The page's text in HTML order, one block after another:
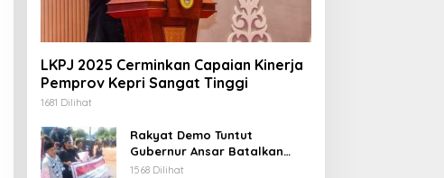
LKPJ 2025 Cerminkan Capaian Kinerja
Pemprov Kepri Sangat Tinggi
1681 Dilihat
Rakyat Demo Tuntut
Gubernur Ansar Batalkan
Lelang Kawasan Gurindam 12
1568 Dilihat